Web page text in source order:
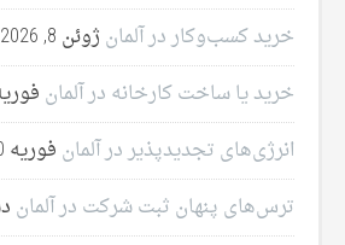
خرید کسب‌وکار در آلمان ژوئن 8, 2026
خرید یا ساخت کارخانه در آلمان فوریه 13,
انرژی‌های تجدیدپذیر در آلمان فوریه 10, 2026
ترس‌های پنهان ثبت شرکت در آلمان